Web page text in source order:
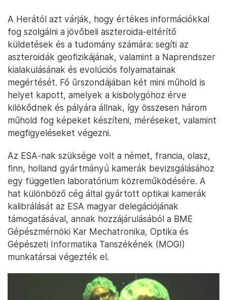
A Herától azt várják, hogy értékes információkkal
fog szolgálni a jövőbeli aszteroida-eltérítő
küldetések és a tudomány számára: segíti az
aszteroidák geofizikájának, valamint a Naprendszer
kialakulásának és evolúciós folyamatainak
megértését. Fő űrszondájában két mini műhold is
helyet kapott, amelyek a kisbolygóhoz érve
kilökődnek és pályára állnak, így összesen három
műhold fog képeket készíteni, méréseket, valamint
megfigyeléseket végezni.
Az ESA-nak szüksége volt a német, francia, olasz,
finn, holland gyártmányú kamerák bevizsgálásához
egy független laboratórium közreműködésére. A
hat különböző cég által gyártott optikai kamerák
kalibrálását az ESA magyar delegációjának
támogatásával, annak hozzájárulásából a BME
Gépészmérnöki Kar Mechatronika, Optika és
Gépészeti Informatika Tanszékének (MOGI)
munkatársai végezték el.